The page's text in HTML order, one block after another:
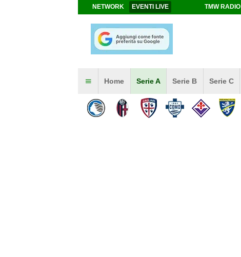
NETWORK EVENTI LIVE TMW RADIO
Home Serie A Serie B Serie C